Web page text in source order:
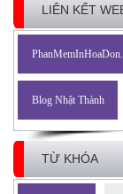
LIÊN KẾT
Blog Nhật Thành
TỪ KHÓA